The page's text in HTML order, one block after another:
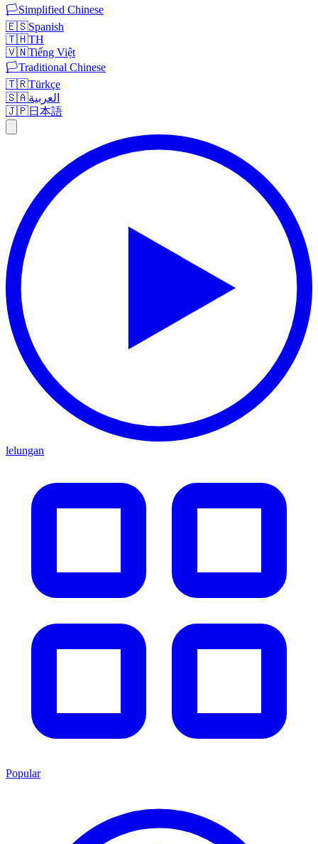
🏳️Simplified Chinese
🇪🇸Spanish
🇹🇭TH
🇻🇳Tiếng Việt
🏳️Traditional Chinese
🇹🇷Türkçe
🇸🇦العربية
🇯🇵日本語
lelungan
Popular